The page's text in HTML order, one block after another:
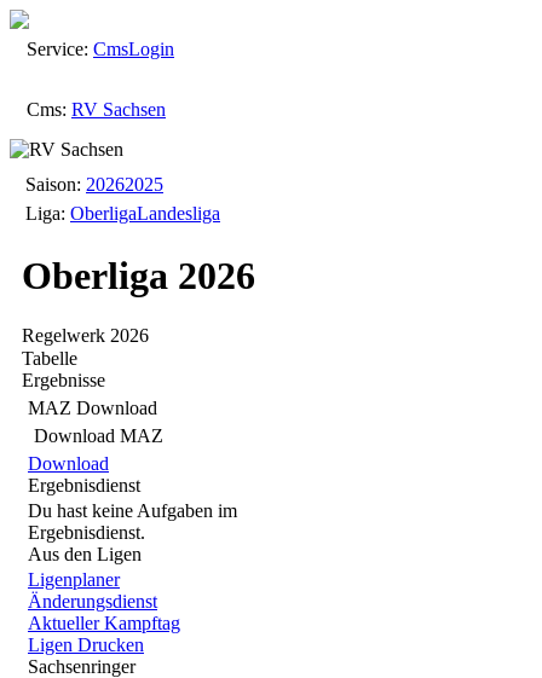
Cms: RV Sachsen
Service: CmsLogin
Saison: 20262025
Liga: OberligaLandesliga
Oberliga 2026
Regelwerk 2026
Tabelle
Ergebnisse
MAZ Download
Download MAZ
Download
Ergebnisdienst
Du hast keine Aufgaben im
Ergebnisdienst.
Aus den Ligen
Ligenplaner
Änderungsdienst
Aktueller Kampftag
Ligen Drucken
Sachsenringer